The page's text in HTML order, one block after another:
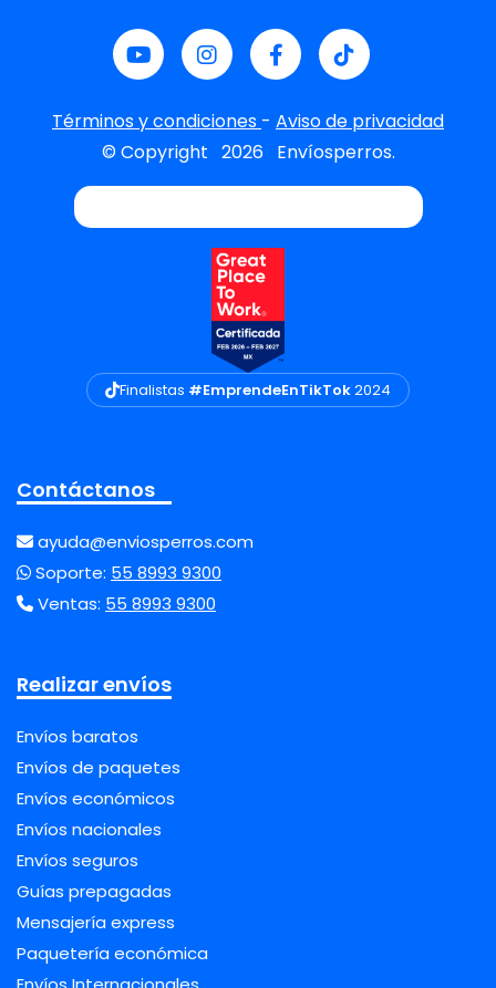
Términos y condiciones - Aviso de privacidad
© Copyright 2026 Envíosperros.
Finalistas #EmprendeEnTikTok2024
Contáctanos
ayuda@enviosperros.com
Soporte: 55 8993 9300
Ventas: 55 8993 9300
Realizar envíos
Envíos baratos
Envíos de paquetes
Envíos económicos
Envíos nacionales
Envíos seguros
Guías prepagadas
Mensajería express
Paquetería económica